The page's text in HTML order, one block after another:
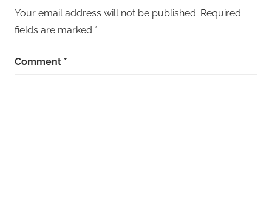
Your email address will not be published. Required
fields are marked *
Comment *